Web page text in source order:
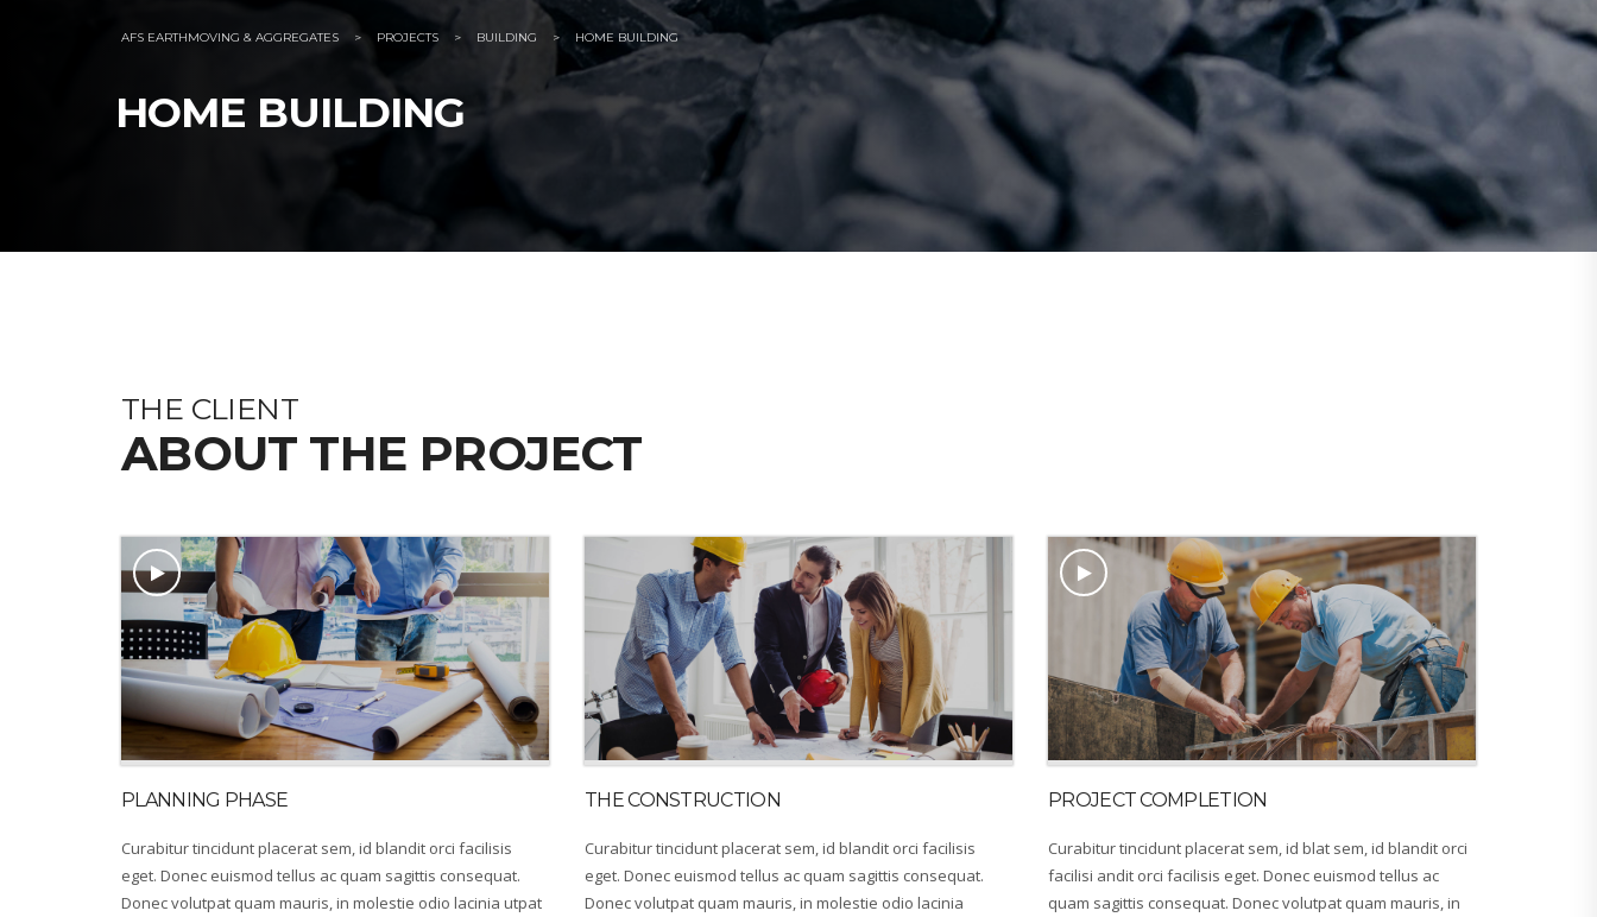
AFS EARTHMOVING & AGGREGATES > PROJECTS > BUILDING > HOME BUILDING
HOME BUILDING
THE CLIENT
ABOUT THE PROJECT
PLANNING PHASE
Curabitur tincidunt placerat sem, id blandit orci facilisis
eget. Donec euismod tellus ac quam sagittis consequat.
Donec volutpat quam mauris, in molestie odio lacinia utpat
THE CONSTRUCTION
Curabitur tincidunt placerat sem, id blandit orci facilisis
eget. Donec euismod tellus ac quam sagittis consequat.
Donec volutpat quam mauris, in molestie odio lacinia
PROJECT COMPLETION
Curabitur tincidunt placerat sem, id blat sem, id blandit orci
facilisi andit orci facilisis eget. Donec euismod tellus ac
quam sagittis consequat. Donec volutpat quam mauris, in